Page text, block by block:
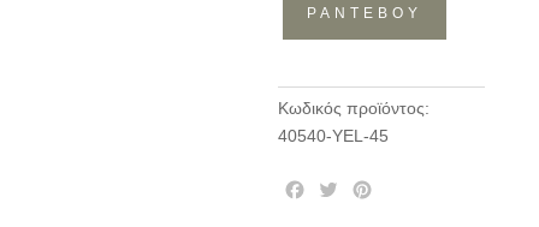
ΡΑΝΤΕΒΟΥ
Κωδικός προϊόντος:
40540-YEL-45
T